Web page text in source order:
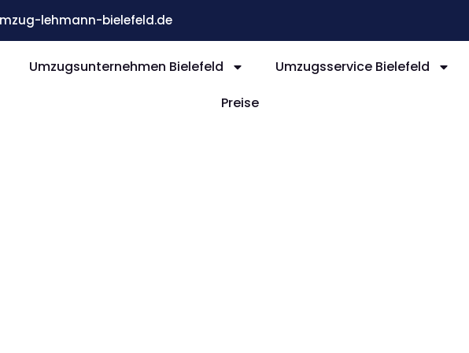
lehmann-bielefeld.de
Umzugsunternehmen Bielefeld
Umzugsservice Bielefeld
Preise